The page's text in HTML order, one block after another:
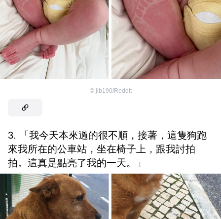
© jlb190/Reddit
3. 「我今天本來過的很不順，接著，這隻狗跑
來我所在的公車站，坐在椅子上，跟我討拍
拍。這真是點亮了我的一天。」